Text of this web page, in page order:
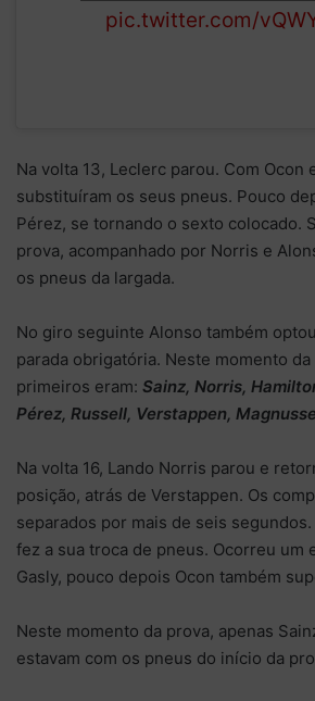
pic.twitter.com/
Na volta 13, Leclerc parou. Com Ocon
substituíram os seus pneus. Pouco
Pérez, se tornando o sexto colocado.
prova, acompanhado por Norris e
os pneus da largada.
No giro seguinte Alonso também
parada obrigatória. Neste momento
primeiros eram: Sainz, Norris,
Pérez, Russell, Verstappen,
Na volta 16, Lando Norris parou e
posição, atrás de Verstappen. Os
separados por mais de seis
fez a sua troca de pneus. Ocorreu um
Gasly, pouco depois Ocon também
Neste momento da prova, apenas
estavam com os pneus do início da